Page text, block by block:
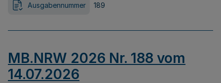
Ausgabennummer 189
MB.NRW 2026 Nr. 188 vom
14.07.2026